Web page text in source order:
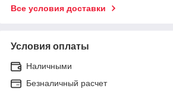
Все условия доставки
Условия оплаты
Наличными
Безналичный расчет